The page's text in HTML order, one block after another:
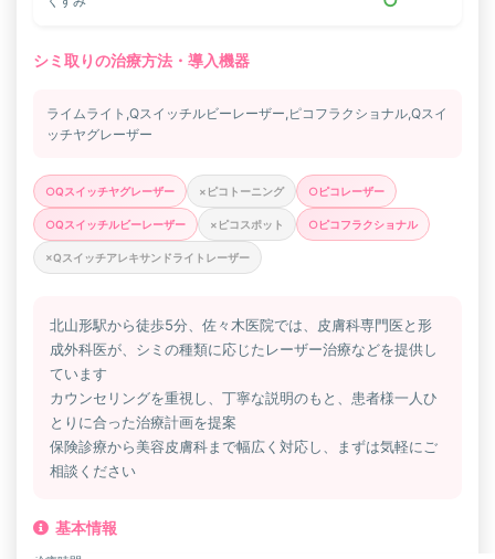
シミ取りの治療方法・導入機器
ライムライト,Qスイッチルビーレーザー,ピコフラクショナル,Qスイ
ッチヤグレーザー
○Qスイッチヤグレーザー ×ピコトーニング ○ピコレーザー
○Qスイッチルビーレーザー ×ピコスポット ○ピコフラクショナル
×Qスイッチアレキサンドライトレーザー
北山形駅から徒歩5分、佐々木医院では、皮膚科専門医と形
成外科医が、シミの種類に応じたレーザー治療などを提供し
ています
カウンセリングを重視し、丁寧な説明のもと、患者様一人ひ
とりに合った治療計画を提案
保険診療から美容皮膚科まで幅広く対応し、まずは気軽にご
相談ください
基本情報